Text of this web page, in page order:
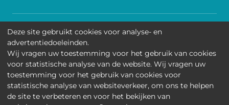
Toegankelijkheid
Contact
Cookies
Wettelijke mededelingen
Deze site gebruikt cookies voor analyse- en
advertentiedoeleinden.
Wij vragen uw toestemming voor het gebruik van cookies
voor statistische analyse van de website. Wij vragen uw
toestemming voor het gebruik van cookies voor
statistische analyse van websiteverkeer, om ons te helpen
de site te verbeteren en voor het bekijken van